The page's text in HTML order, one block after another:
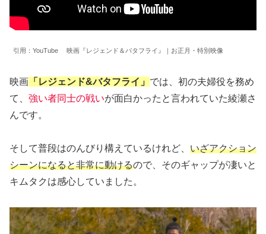
引用：YouTube 映画『レジェンド＆バタフライ』｜お正月・特別映像
映画 「レジェンド&バタフライ」 では、初の夫婦役を務め
て、 強い者同士の戦いが面白かったと言われていた綾瀬さ
んです。
そして普段はのんびり構えているけれど、 いざアクション
シーンになると非常に動けるので、そのギャップが凄いと
キムタクは感心していました。